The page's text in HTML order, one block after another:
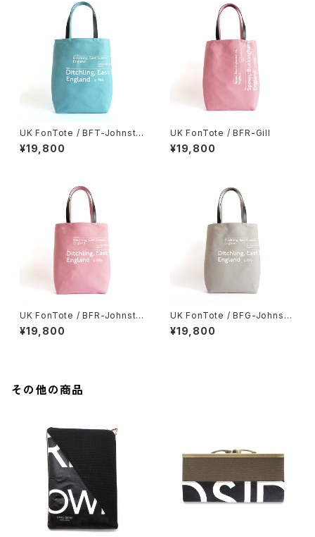
UK FonTote / BFT-Johnsto
n
¥19,800
UK FonTote / BFR-Gill
¥19,800
UK FonTote / BFR-Johnsto
n
¥19,800
UK FonTote / BFG-Johnsto
n
¥19,800
その他の商品